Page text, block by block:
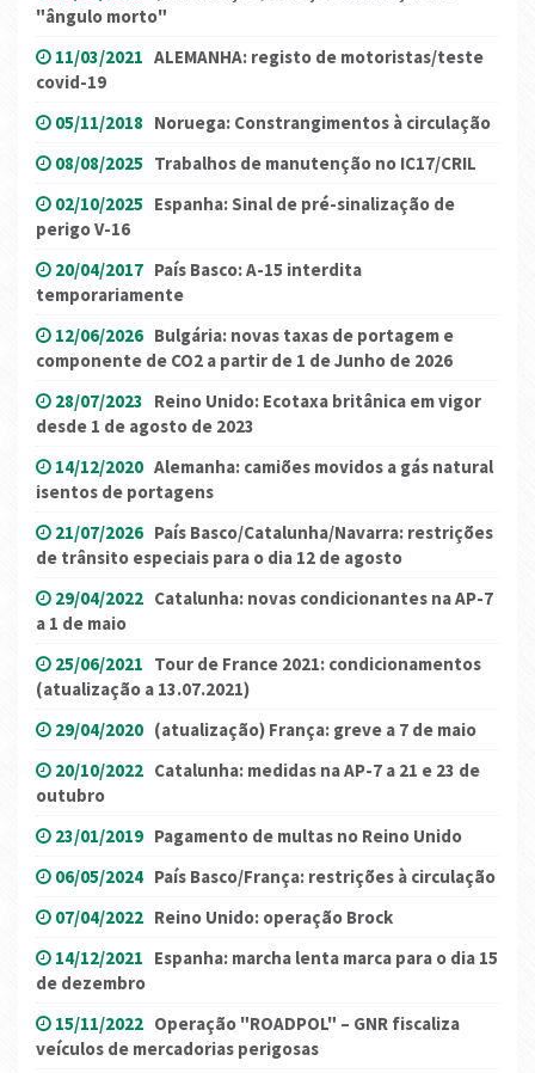
"ângulo morto"
11/03/2021 ALEMANHA: registo de motoristas/teste
covid-19
05/11/2018 Noruega: Constrangimentos à circulação
08/08/2025 Trabalhos de manutenção no IC17/CRIL
02/10/2025 Espanha: Sinal de pré-sinalização de
perigo V-16
20/04/2017 País Basco: A-15 interdita
temporariamente
12/06/2026 Bulgária: novas taxas de portagem e
componente de CO2 a partir de 1 de Junho de 2026
28/07/2023 Reino Unido: Ecotaxa britânica em vigor
desde 1 de agosto de 2023
14/12/2020 Alemanha: camiões movidos a gás natural
isentos de portagens
21/07/2026 País Basco/Catalunha/Navarra: restrições
de trânsito especiais para o dia 12 de agosto
29/04/2022 Catalunha: novas condicionantes na AP-7
a 1 de maio
25/06/2021 Tour de France 2021: condicionamentos
(atualização a 13.07.2021)
29/04/2020 (atualização) França: greve a 7 de maio
20/10/2022 Catalunha: medidas na AP-7 a 21 e 23 de
outubro
23/01/2019 Pagamento de multas no Reino Unido
06/05/2024 País Basco/França: restrições à circulação
07/04/2022 Reino Unido: operação Brock
14/12/2021 Espanha: marcha lenta marca para o dia 15
de dezembro
15/11/2022 Operação "ROADPOL" – GNR fiscaliza
veículos de mercadorias perigosas